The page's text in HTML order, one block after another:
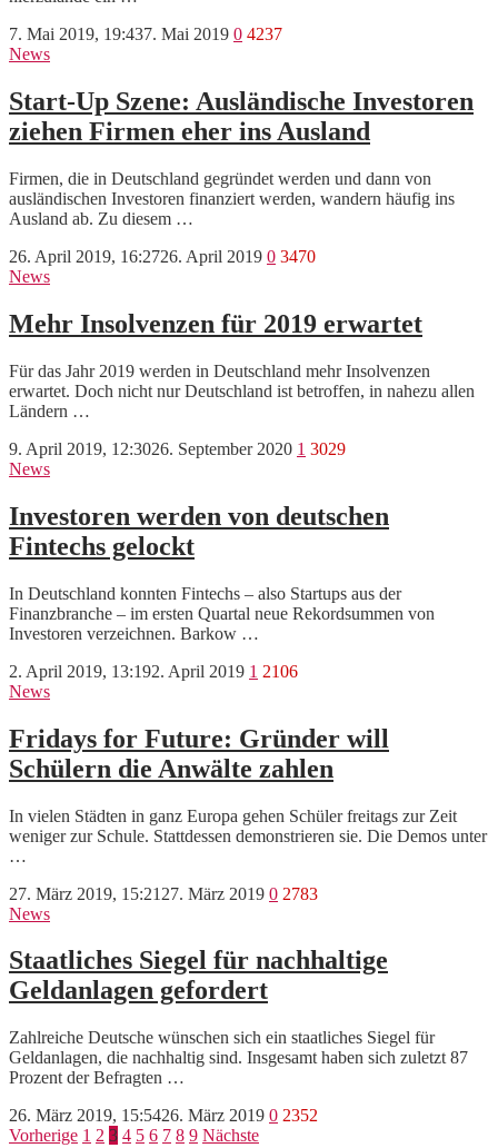
7. Mai 2019, 19:437. Mai 2019 0 4237
News
Start-Up Szene: Ausländische Investoren
ziehen Firmen eher ins Ausland
Firmen, die in Deutschland gegründet werden und dann von
ausländischen Investoren finanziert werden, wandern häufig ins
Ausland ab. Zu diesem …
26. April 2019, 16:2726. April 2019 0 3470
News
Mehr Insolvenzen für 2019 erwartet
Für das Jahr 2019 werden in Deutschland mehr Insolvenzen
erwartet. Doch nicht nur Deutschland ist betroffen, in nahezu allen
Ländern …
9. April 2019, 12:3026. September 2020 1 3029
News
Investoren werden von deutschen
Fintechs gelockt
In Deutschland konnten Fintechs – also Startups aus der
Finanzbranche – im ersten Quartal neue Rekordsummen von
Investoren verzeichnen. Barkow …
2. April 2019, 13:192. April 2019 1 2106
News
Fridays for Future: Gründer will
Schülern die Anwälte zahlen
In vielen Städten in ganz Europa gehen Schüler freitags zur Zeit
weniger zur Schule. Stattdessen demonstrieren sie. Die Demos unter
…
27. März 2019, 15:21 27. März 2019 0 2783
News
Staatliches Siegel für nachhaltige
Geldanlagen gefordert
Zahlreiche Deutsche wünschen sich ein staatliches Siegel für
Geldanlagen, die nachhaltig sind. Insgesamt haben sich zuletzt 87
Prozent der Befragten …
26. März 2019, 15:5426. März 2019 0 2352
Seitennummerierung
Vorherige 1 2 3 4 5 6 7 8 9 Nächste